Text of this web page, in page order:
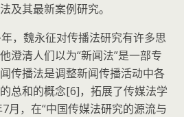
及其最新案例研究。
，魏永征对传播法研究有许多思
澄清人们以为“新闻法”是一部专
传播法是调整新闻传播活动中各
总和的概念[6]，拓展了传媒法学
月，在“中国传媒法研究的源流与